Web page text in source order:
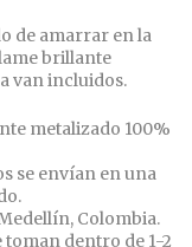
de amarrar en la
brillante
van incluidos.
metalizado 100%
se envían en una
Colombia.
dentro de 1-2